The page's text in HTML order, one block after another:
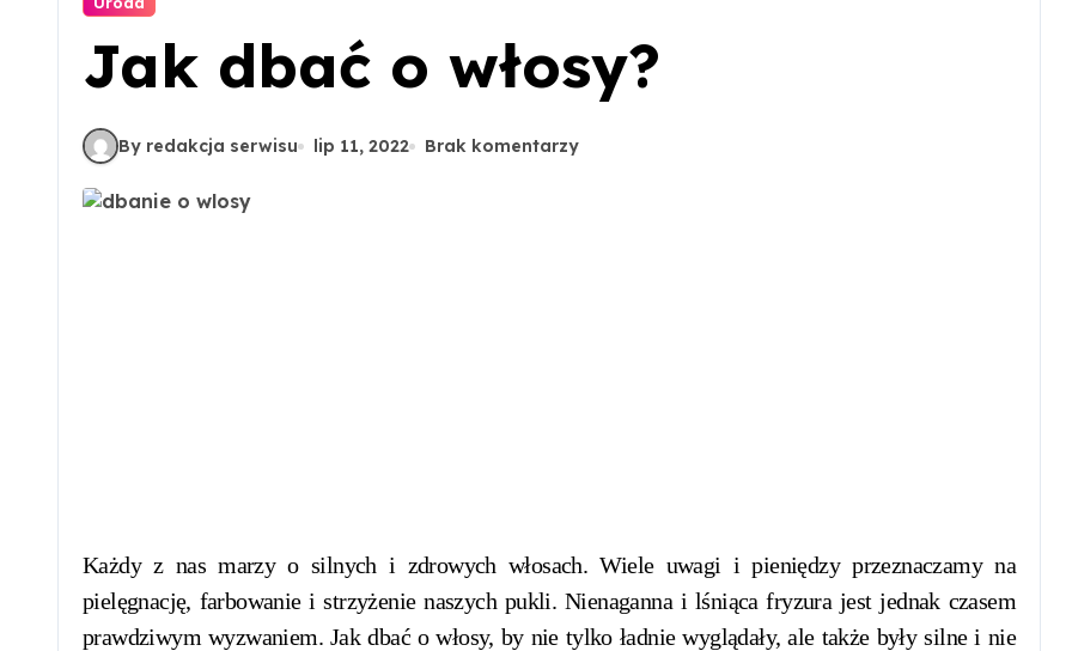
Jak dbać o włosy?
By redakcja serwisu lip 11, 2022 Brak komentarzy
Każdy z nas marzy o silnych i zdrowych włosach. Wiele uwagi i pieniędzy przeznaczamy na
pielęgnację, farbowanie i strzyżenie naszych pukli. Nienaganna i lśniąca fryzura jest jednak czasem
prawdziwym wyzwaniem. Jak dbać o włosy, by nie tylko ładnie wyglądały, ale także były silne i nie